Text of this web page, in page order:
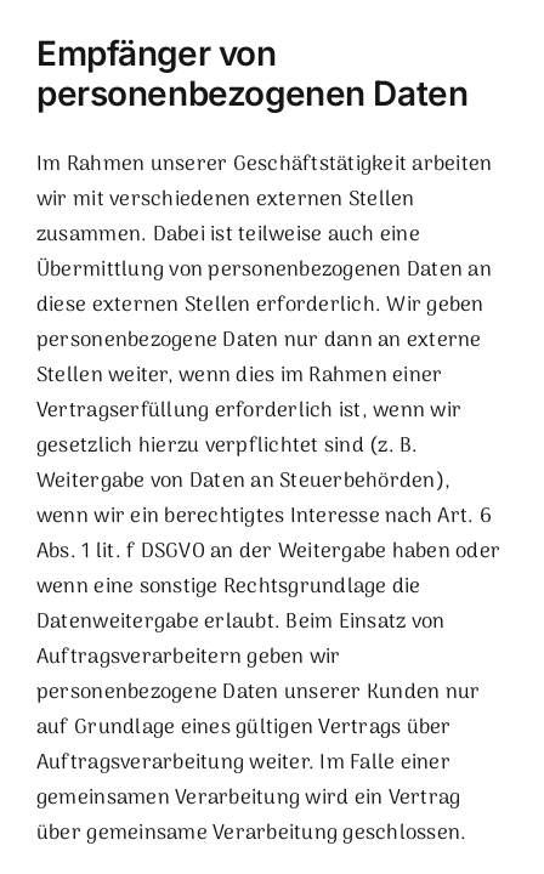
Empfänger von
personenbezogenen Daten
Im Rahmen unserer Geschäftstätigkeit arbeiten
wir mit verschiedenen externen Stellen
zusammen. Dabei ist teilweise auch eine
Übermittlung von personenbezogenen Daten an
diese externen Stellen erforderlich. Wir geben
personenbezogene Daten nur dann an externe
Stellen weiter, wenn dies im Rahmen einer
Vertragserfüllung erforderlich ist, wenn wir
gesetzlich hierzu verpflichtet sind (z. B.
Weitergabe von Daten an Steuerbehörden),
wenn wir ein berechtigtes Interesse nach Art. 6
Abs. 1 lit. f DSGVO an der Weitergabe haben oder
wenn eine sonstige Rechtsgrundlage die
Datenweitergabe erlaubt. Beim Einsatz von
Auftragsverarbeitern geben wir
personenbezogene Daten unserer Kunden nur
auf Grundlage eines gültigen Vertrags über
Auftragsverarbeitung weiter. Im Falle einer
gemeinsamen Verarbeitung wird ein Vertrag
über gemeinsame Verarbeitung geschlossen.